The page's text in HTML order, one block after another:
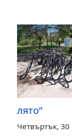
лято“
Четвъртък,